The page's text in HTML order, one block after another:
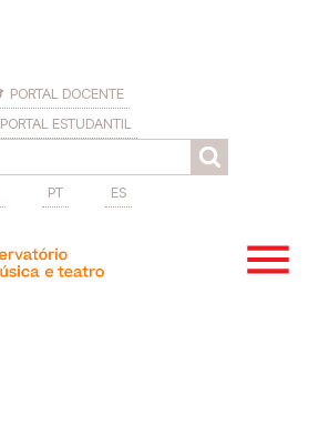
PORTAL DOCENTE
PORTAL ESTUDANTIL
PT ES